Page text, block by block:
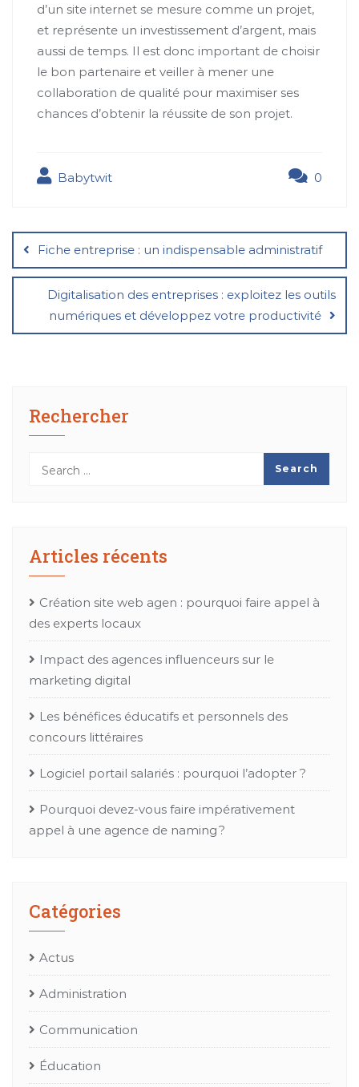
d’un site internet se mesure comme un projet,
et représente un investissement d’argent, mais
aussi de temps. Il est donc important de choisir
le bon partenaire et veiller à mener une
collaboration de qualité pour maximiser ses
chances d’obtenir la réussite de son projet.
Babytwit 0
de
l’article
Fiche entreprise : un indispensable administratif
Digitalisation des entreprises : exploitez les outils
numériques et développez votre productivité
Rechercher
Articles récents
Création site web agen : pourquoi faire appel à
des experts locaux
Impact des agences influenceurs sur le
marketing digital
Les bénéfices éducatifs et personnels des
concours littéraires
Logiciel portail salariés : pourquoi l’adopter ?
Pourquoi devez-vous faire impérativement
appel à une agence de naming ?
Catégories
Actus
Administration
Communication
Éducation